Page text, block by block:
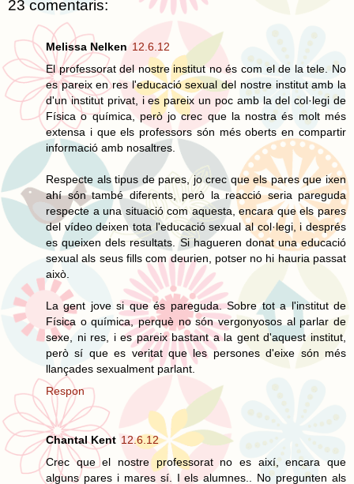
23 comentaris:
Melissa Nelken 12.6.12
El professorat del nostre institut no és com el de la tele. No
es pareix en res l'educació sexual del nostre institut amb la
d'un institut privat, i es pareix un poc amb la del col·legi de
Física o química, però jo crec que la nostra és molt més
extensa i que els professors són més oberts en compartir
informació amb nosaltres.
Respecte als tipus de pares, jo crec que els pares que ixen
ahí són també diferents, però la reacció seria pareguda
respecte a una situació com aquesta, encara que els pares
del vídeo deixen tota l'educació sexual al col·legi, i després
es queixen dels resultats. Si hagueren donat una educació
sexual als seus fills com deurien, potser no hi hauria passat
això.
La gent jove si que és pareguda. Sobre tot a l'institut de
Física o química, perquè no són vergonyosos al parlar de
sexe, ni res, i es pareix bastant a la gent d'aquest institut,
però sí que es veritat que les persones d'eixe són més
llançades sexualment parlant.
Respon
Chantal Kent 12.6.12
Crec que el nostre professorat no es així, encara que
alguns pares i mares sí. I els alumnes.. No pregunten als